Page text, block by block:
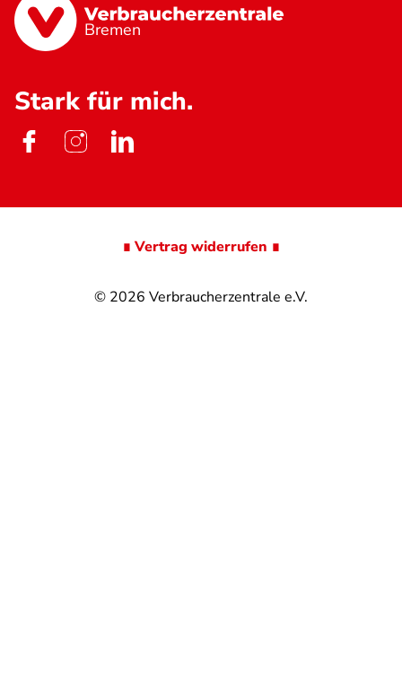
Bremen
Stark für mich.
© 2026 Verbraucherzentrale e.V.
∎ Vertrag widerrufen ∎